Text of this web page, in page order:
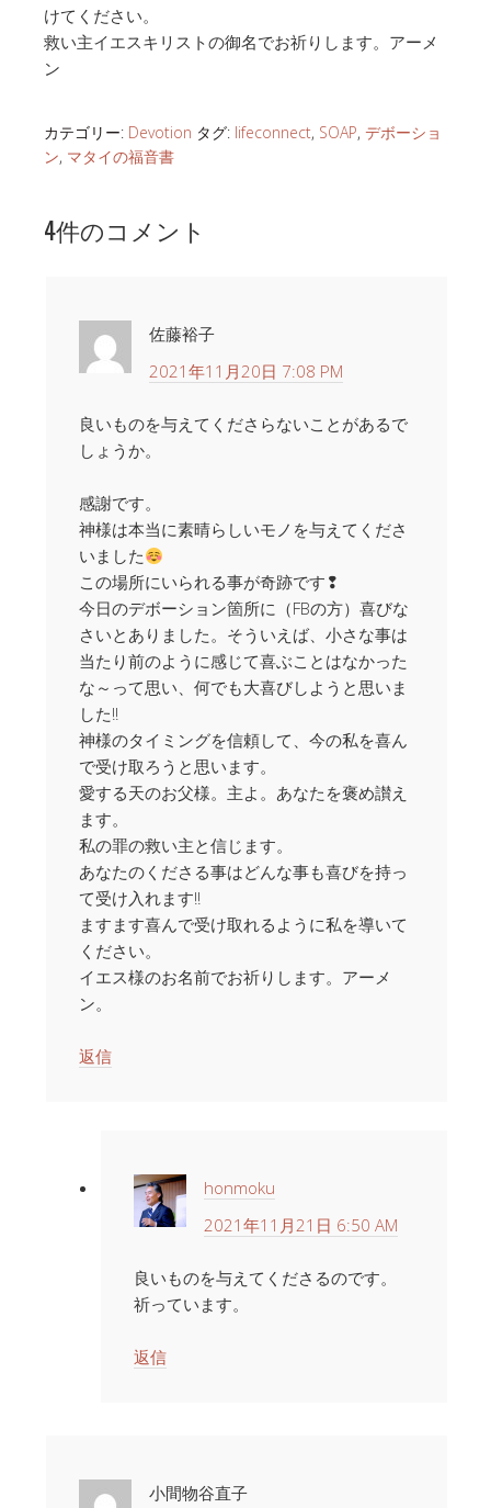
けてください。
救い主イエスキリストの御名でお祈りします。アーメ
ン
カテゴリー: Devotion タグ: lifeconnect, SOAP, デボーショ
ン, マタイの福音書
4件のコメント
佐藤裕子
2021年11月20日 7:08 PM
良いものを与えてくださらないことがあるで
しょうか。
感謝です。
神様は本当に素晴らしいモノを与えてくださ
いました
この場所にいられる事が奇跡です❢
今日のデボーション箇所に（FBの方）喜びな
さいとありました。そういえば、小さな事は
当たり前のように感じて喜ぶことはなかった
な～って思い、何でも大喜びしようと思いま
した!!
神様のタイミングを信頼して、今の私を喜ん
で受け取ろうと思います。
愛する天のお父様。主よ。あなたを褒め讃え
ます。
私の罪の救い主と信じます。
あなたのくださる事はどんな事も喜びを持っ
て受け入れます!!
ますます喜んで受け取れるように私を導いて
ください。
イエス様のお名前でお祈りします。アーメ
ン。
返信
honmoku
2021年11月21日 6:50 AM
良いものを与えてくださるのです。
祈っています。
返信
小間物谷直子